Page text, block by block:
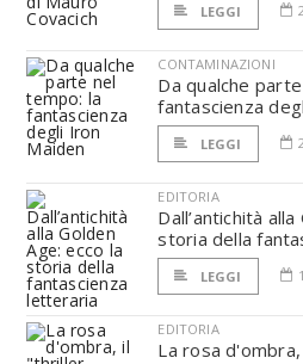
LEGGI
CONTAMINAZIONI
Da qualche
fantascienza
LEGGI
EDITORIA
Dall’antichità
storia della
LEGGI
EDITORIA
La rosa